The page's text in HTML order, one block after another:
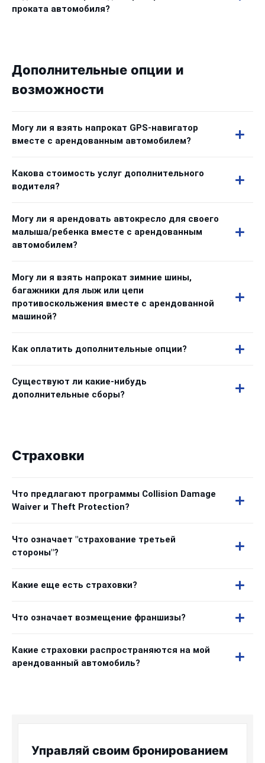
проката автомобиля?
Дополнительные опции и
возможности
Могу ли я взять напрокат GPS-навигатор
вместе с арендованным автомобилем?
Какова стоимость услуг дополнительного
водителя?
Могу ли я арендовать автокресло для своего
малыша/ребенка вместе с арендованным
автомобилем?
Могу ли я взять напрокат зимние шины,
багажники для лыж или цепи
противоскольжения вместе с арендованной
машиной?
Как оплатить дополнительные опции?
Существуют ли какие-нибудь
дополнительные сборы?
Страховки
Что предлагают программы Collision Damage
Waiver и Theft Protection?
Что означает "страхование третьей
стороны"?
Какие еще есть страховки?
Что означает возмещение франшизы?
Какие страховки распространяются на мой
арендованный автомобиль?
Управляй своим бронированием